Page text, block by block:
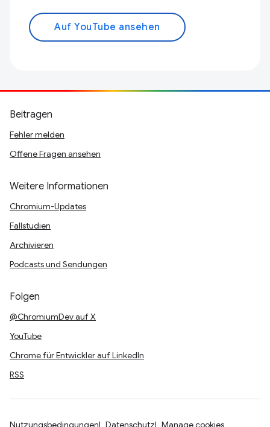
Auf YouTube ansehen
Beitragen
Fehler melden
Offene Fragen ansehen
Weitere Informationen
Chromium-Updates
Fallstudien
Archivieren
Podcasts und Sendungen
Folgen
@ChromiumDev auf X
YouTube
Chrome für Entwickler auf LinkedIn
RSS
Nutzungsbedingungen Datenschutz Manage cookies